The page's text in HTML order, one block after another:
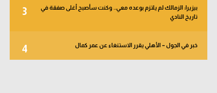
3
بيزيرا: الزمالك لم يلتزم بوعده معي.. وكنت سأصبح أغلى صفقة في
تاريخ النادي
4 خبر في الجول – الأهلي يقرر الاستنغاء عن عمر كمال